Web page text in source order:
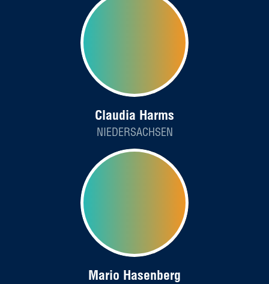
Claudia Harms
NIEDERSACHSEN
Mario Hasenberg